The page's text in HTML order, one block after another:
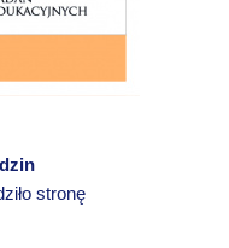
stronę